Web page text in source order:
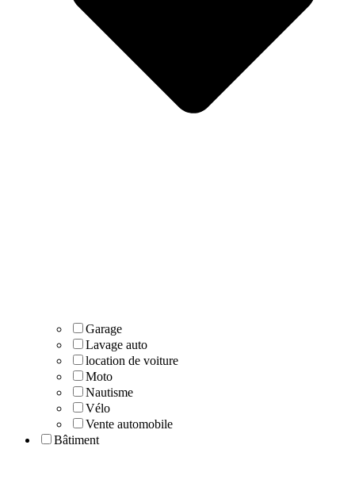
Garage
Lavage auto
location de voiture
Moto
Nautisme
Vélo
Vente automobile
Bâtiment